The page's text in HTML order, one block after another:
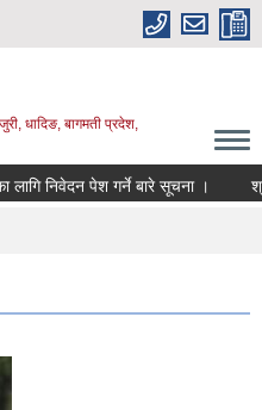
धादिङ, बागमती प्रदेश,
निवेदन पेश गर्ने बारे सूचना ।